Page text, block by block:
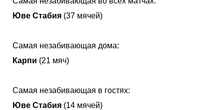
Юве Стабия (37 мячей)
Самая незабивающая дома:
Карпи (21 мяч)
Самая незабивающая в гостях:
Юве Стабия (14 мячей)